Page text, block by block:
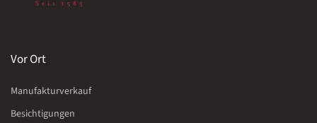
Vor Ort
Manufakturverkauf
Besichtigungen